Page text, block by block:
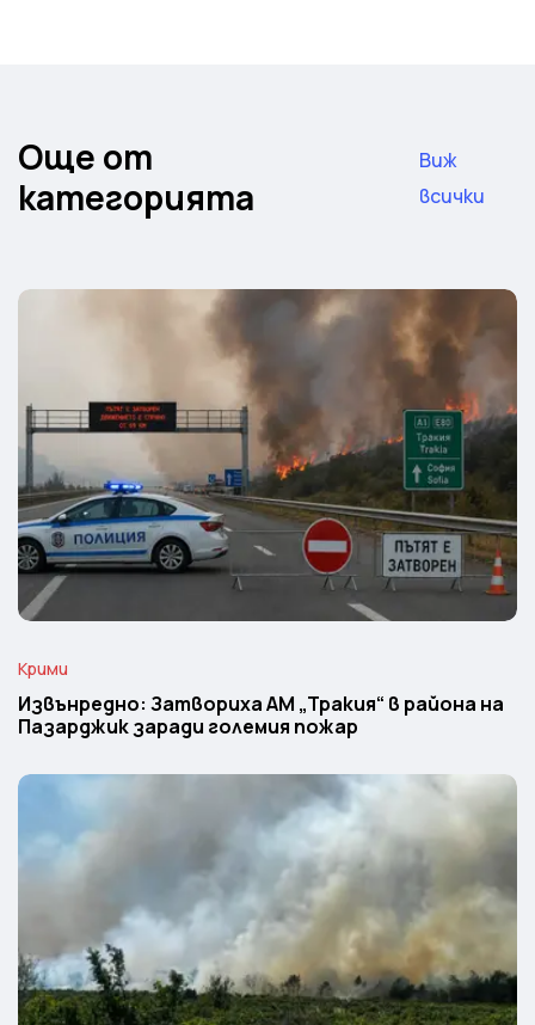
Още от
категорията
Виж
всички
Крими
Извънредно: Затвориха АМ „Тракия“ в района на
Пазарджик заради големия пожар